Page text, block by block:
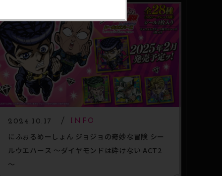
2024.10.17 INFO
にふぉるめーしょん ジョジョの奇妙な冒険 シー
ルウエハース ～ダイヤモンドは砕けない ACT2
～